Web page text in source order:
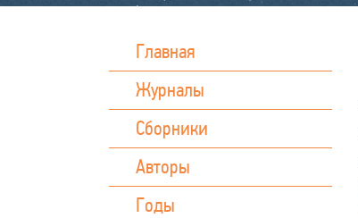
Главная
Журналы
Сборники
Авторы
Годы